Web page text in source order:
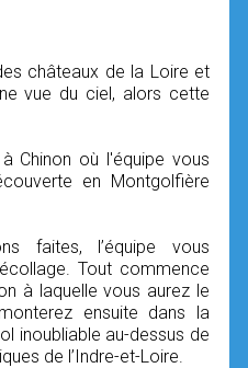
châteaux de la Loire et
vue du ciel, alors cette
Chinon où l'équipe vous
en Montgolfière
faites, l’équipe vous
Tout commence
à laquelle vous aurez le
ensuite dans la
inoubliable au-dessus de
de l’Indre-et-Loire.